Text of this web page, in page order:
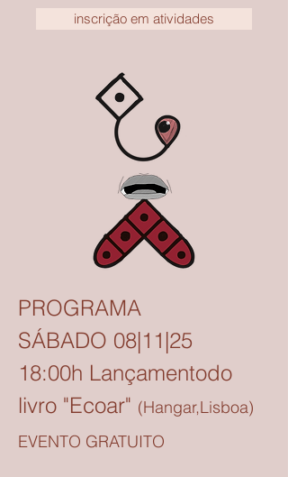
inscrição em atividades
PROGRAMA
SÁBADO 08|11|25
18:00h Lançamentodo
livro "Ecoar" (Hangar,Lisboa)
EVENTO GRATUITO